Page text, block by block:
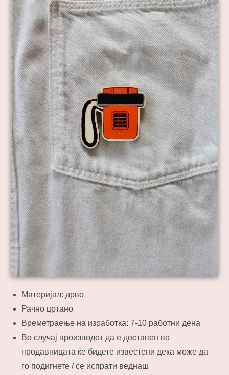
Материјал: дрво
Рачно цртано
Времетраење на изработка: 7-10 работни дена
Во случај производот да е достапен во
продавницата ќе бидете известени дека може да
го подигнете / се испрати веднаш